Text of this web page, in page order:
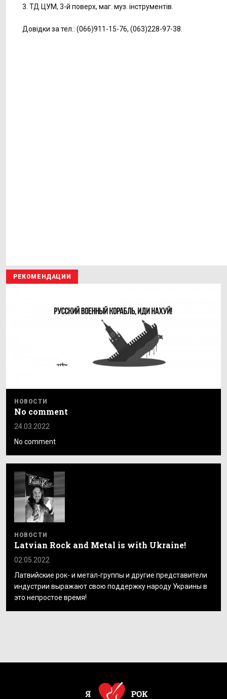
3. ТД ЦУМ, 3-й поверх, маг. муз. інструментів.
Довідки за тел.: (066)911-15-76, (063)228-97-38.
РЕКОМЕНДАЦИИ
НОВОСТИ
No comment
24.03.2022
No comment
НОВОСТИ
Latvian Rock and Metal is with Ukraine!
02.05.2022
Латвийские рок- и метал-группы и другие представители
индустрии выражают свою поддержку народу Украины в
это непростое время!